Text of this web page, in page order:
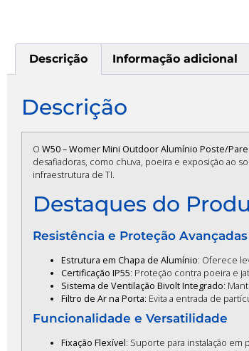
Descrição Informação adicional
Descrição
O W50 – Womer Mini Outdoor Alumínio Poste/
desafiadoras, como chuva, poeira e exposição ao
infraestrutura de TI.
Destaques do
Resistência e Proteção Avançadas
Estrutura em Chapa de Alumínio: Oferece
Certificação IP55: Proteção contra poeira e
Sistema de Ventilação Bivolt Integrado:
Filtro de Ar na Porta: Evita a entrada de
Funcionalidade e Versatilidade
Fixação Flexível: Suporte para instalação em